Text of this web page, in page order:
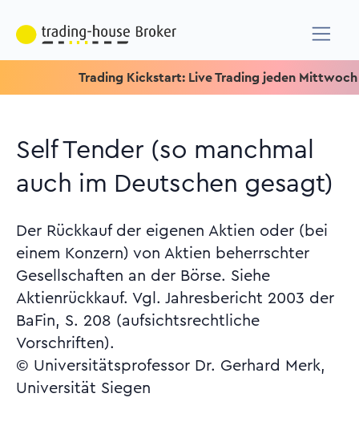
Trading Kickstart: Live Trading jeden Mittwoch um
Self Tender (so manchmal
auch im Deutschen gesagt)
Der Rückkauf der eigenen Aktien oder (bei
einem Konzern) von Aktien beherrschter
Gesellschaften an der Börse. Siehe
Aktienrückkauf. Vgl. Jahresbericht 2003 der
BaFin, S. 208 (aufsichtsrechtliche
Vorschriften).
© Universitätsprofessor Dr. Gerhard Merk,
Universität Siegen